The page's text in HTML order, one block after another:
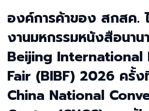
องค์การค้าของ สกสค.
งานมหกรรมหนังสือนาน
⁠Beijing International
Fair (BIBF) 2026 ครั้
⁠China National